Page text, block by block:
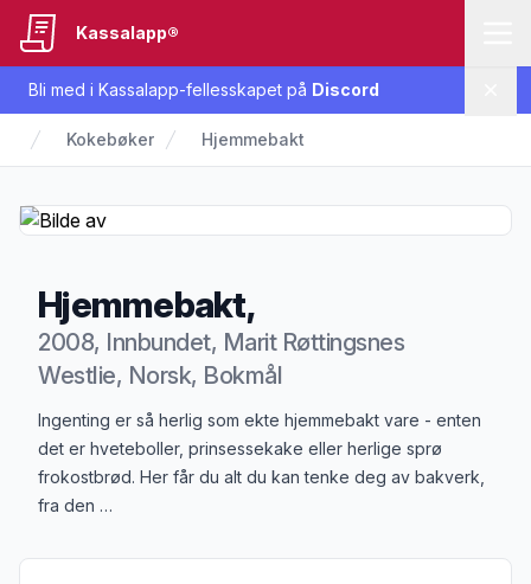
Bli med i Kassalapp-fellesskapet på Discord
Kassalapp®
Kokebøker Hjemmebakt
Hjemmebakt,
2008, Innbundet, Marit Røttingsnes
Westlie, Norsk, Bokmål
Produktbeskrivelse
Ingenting er så herlig som ekte hjemmebakt vare - enten
det er hveteboller, prinsessekake eller herlige sprø
frokostbrød. Her får du alt du kan tenke deg av bakverk,
fra den …